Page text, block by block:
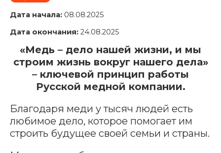
Дата начала: 08.08.2025
Дата окончания: 24.08.2025
«Медь – дело нашей жизни, и мы
строим жизнь вокруг нашего дела»
– ключевой принцип работы
Русской медной компании.
Благодаря меди у тысяч людей есть
любимое дело, которое помогает им
строить будущее своей семьи и страны.